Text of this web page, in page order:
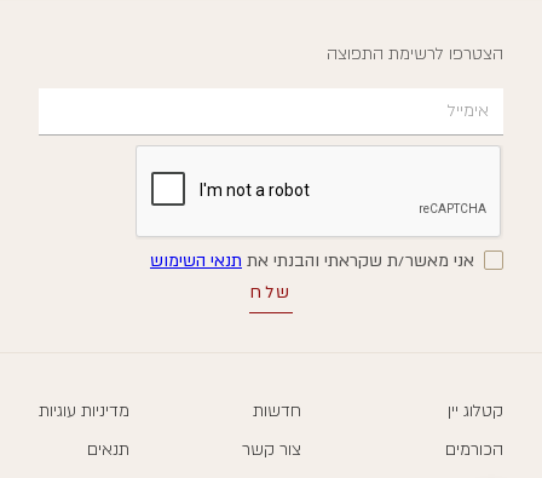
הצטרפו לרשימת התפוצה
אני מאשר/ת שקראתי והבנתי את תנאי השימוש
קטלוג יין
הכורמים
חדשות
צור קשר
מדיניות עוגיות
תנאים